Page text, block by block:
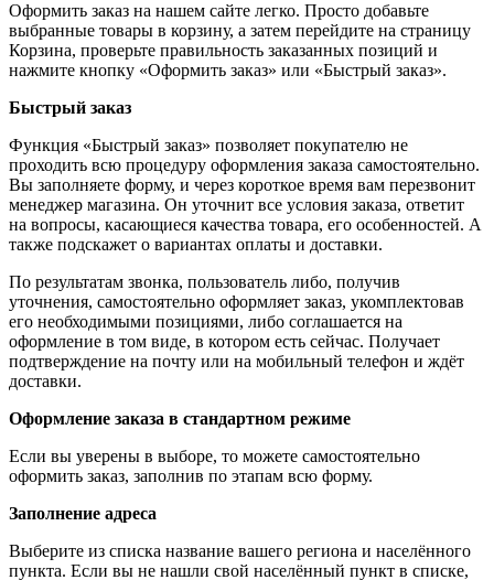
Оформить заказ на нашем сайте легко. Просто добавьте
выбранные товары в корзину, а затем перейдите на страницу
Корзина, проверьте правильность заказанных позиций и
нажмите кнопку «Оформить заказ» или «Быстрый заказ».
Быстрый заказ
Функция «Быстрый заказ» позволяет покупателю не
проходить всю процедуру оформления заказа самостоятельно.
Вы заполняете форму, и через короткое время вам перезвонит
менеджер магазина. Он уточнит все условия заказа, ответит
на вопросы, касающиеся качества товара, его особенностей. А
также подскажет о вариантах оплаты и доставки.
По результатам звонка, пользователь либо, получив
уточнения, самостоятельно оформляет заказ, укомплектовав
его необходимыми позициями, либо соглашается на
оформление в том виде, в котором есть сейчас. Получает
подтверждение на почту или на мобильный телефон и ждёт
доставки.
Оформление заказа в стандартном режиме
Если вы уверены в выборе, то можете самостоятельно
оформить заказ, заполнив по этапам всю форму.
Заполнение адреса
Выберите из списка название вашего региона и населённого
пункта. Если вы не нашли свой населённый пункт в списке,